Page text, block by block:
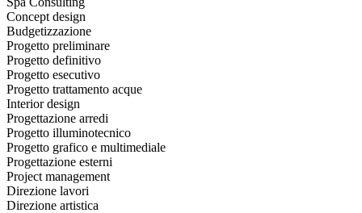
Concept design
Budgetizzazione
Progetto preliminare
Progetto definitivo
Progetto esecutivo
Progetto trattamento acque
Interior design
Progettazione arredi
Progetto illuminotecnico
Progetto grafico e multimediale
Progettazione esterni
Project management
Direzione lavori
Direzione artistica